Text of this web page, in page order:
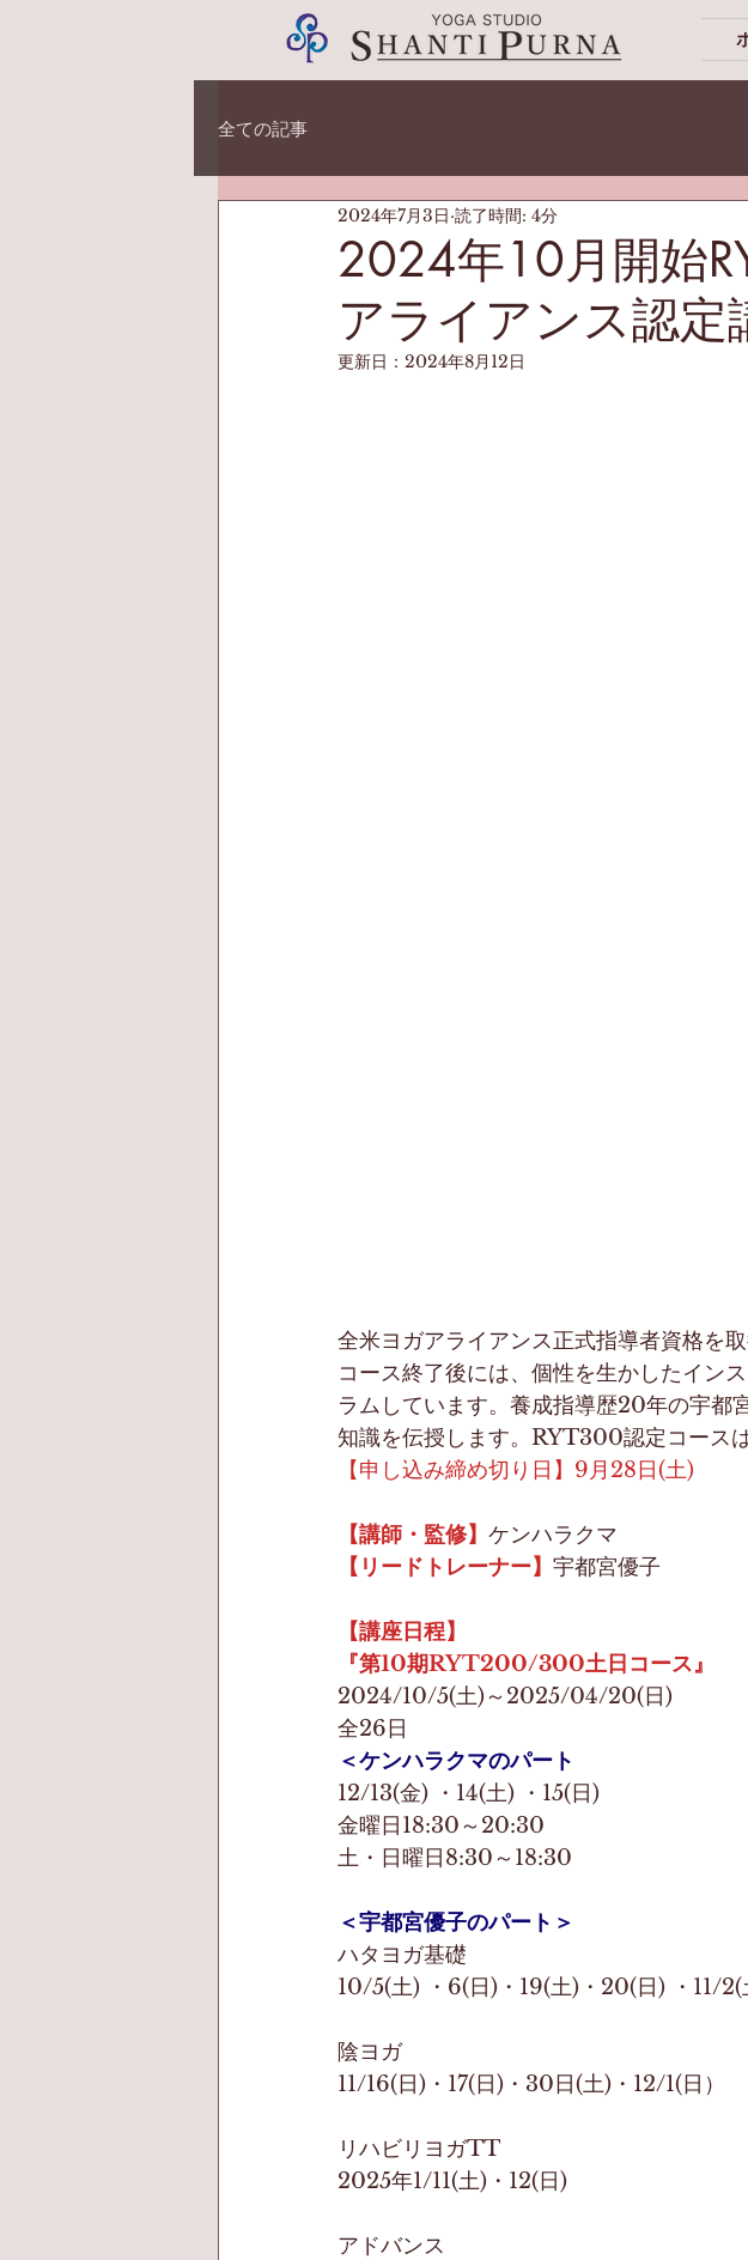
全ての記事
2024年10月開始
アライアンス認定
2024年7月3日 読了時間: 4分
更新日： 2024年8月12日
全米ヨガアライアンス正式指導者資格を
コース終了後には、個性を生かしたイン
ラムしています。養成指導歴20年の宇都
知識を伝授します。RYT300認定コース
【申し込み締め切り日】9月28日(土)
【講師・監修】 ケンハラクマ
【リードトレーナー】 宇都宮優子
【講座日程】
『第10期RYT200/300土日コース』
2024/10/5(土)～2025/04/20(日)
全26日
＜ケンハラクマのパート
12/13(金) ・14(土) ・15(日)
金曜日18:30～20:30
土・日曜日8:30～18:30
＜宇都宮優子のパート＞
ハタヨガ基礎
10/5(土) ・6(日)・19(土)・20(日) ・11/2(
陰ヨガ
11/16(日)・17(日)・30日(土)・12/1(日）
リハビリヨガTT
2025年1/11(土)・12(日)
アドバンス